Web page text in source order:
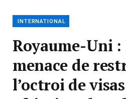
INTERNATIONAL
Royaume-Uni
menace de
l’octroi de